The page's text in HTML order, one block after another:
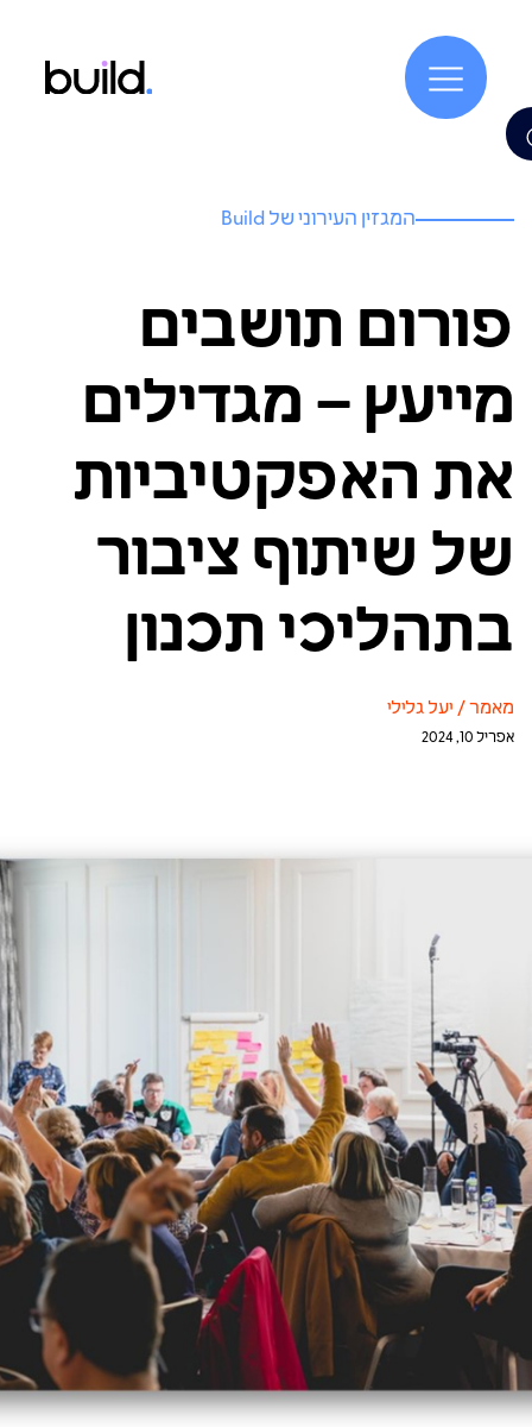
המגזין העירוני של Build
פורום תושבים
מייעץ – מגדילים
את האפקטיביות
של שיתוף ציבור
בתהליכי תכנון
מאמר / יעל גלילי
אפריל 10, 2024